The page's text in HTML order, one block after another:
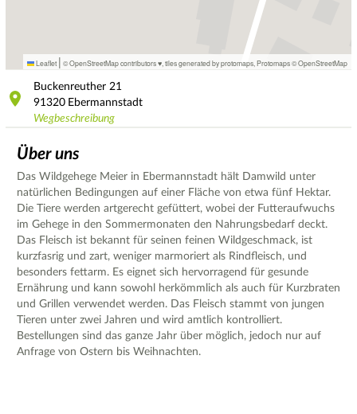
Leaflet | © OpenStreetMap contributors ♥, tiles generated by protomaps Protomaps©OpenStreetMap
Buckenreuther 21
91320 Ebermannstadt
Wegbeschreibung
Über uns
Das Wildgehege Meier in Ebermannstadt hält Damwild unter
natürlichen Bedingungen auf einer Fläche von etwa fünf Hektar.
Die Tiere werden artgerecht gefüttert, wobei der Futteraufwuchs
im Gehege in den Sommermonaten den Nahrungsbedarf deckt.
Das Fleisch ist bekannt für seinen feinen Wildgeschmack, ist
kurzfasrig und zart, weniger marmoriert als Rindfleisch, und
besonders fettarm. Es eignet sich hervorragend für gesunde
Ernährung und kann sowohl herkömmlich als auch für Kurzbraten
und Grillen verwendet werden. Das Fleisch stammt von jungen
Tieren unter zwei Jahren und wird amtlich kontrolliert.
Bestellungen sind das ganze Jahr über möglich, jedoch nur auf
Anfrage von Ostern bis Weihnachten.